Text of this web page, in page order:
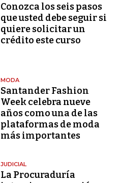
Conozca los seis pasos
que usted debe seguir si
quiere solicitar un
crédito este curso
MODA
Santander Fashion
Week celebra nueve
años como una de las
plataformas de moda
más importantes
JUDICIAL
La Procuraduría